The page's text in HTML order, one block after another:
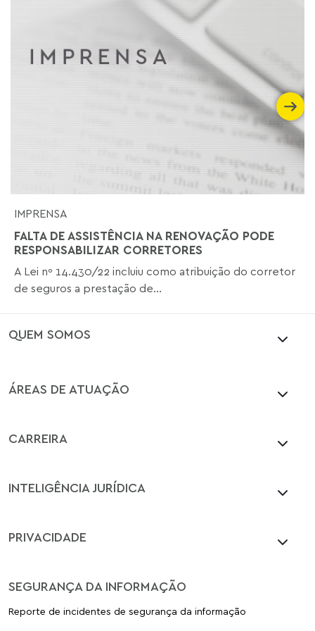
IMPRENSA
FALTA DE ASSISTÊNCIA NA RENOVAÇÃO PODE
RESPONSABILIZAR CORRETORES
A Lei nº 14.430/22 incluiu como atribuição do corretor
de seguros a prestação de...
QUEM SOMOS
ÁREAS DE ATUAÇÃO
CARREIRA
INTELIGÊNCIA JURÍDICA
PRIVACIDADE
SEGURANÇA DA INFORMAÇÃO
Reporte de incidentes de segurança da informação